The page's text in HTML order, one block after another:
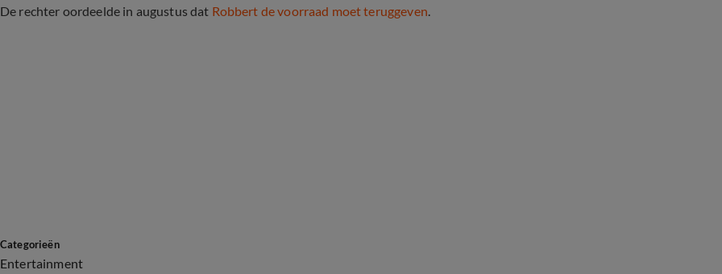
De rechter oordeelde in augustus dat Robbert de voorraad moet teruggeven.
Categorieën
Entertainment